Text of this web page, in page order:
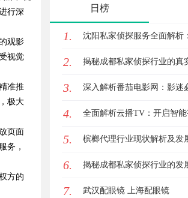
行深
观影
视觉
准推
极大
页面
务，
方的
日榜
1. 沈阳私家侦探服务全面解析
守护真相的专家助力
2. 揭秘成都私家侦探行业的真
价值
3. 深入解析番茄电影网：影迷
源平台详解与使用指南
4. 全面解析云播TV：开启智
时代的利器
5. 槟榔代理行业现状解析及发
6. 揭秘成都私家侦探行业的发
性解析
7. 武汉配眼镜 上海配眼镜